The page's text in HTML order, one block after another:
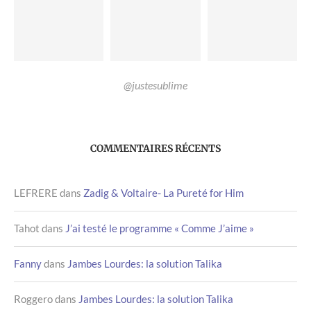
@justesublime
COMMENTAIRES RÉCENTS
LEFRERE dans Zadig & Voltaire- La Pureté for Him
Tahot dans J’ai testé le programme « Comme J’aime »
Fannydans Jambes Lourdes: la solution Talika
Roggerodans Jambes Lourdes: la solution Talika